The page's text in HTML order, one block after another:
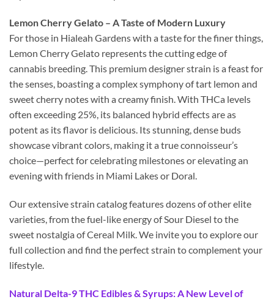
Lemon Cherry Gelato – A Taste of Modern Luxury
For those in Hialeah Gardens with a taste for the finer things,
Lemon Cherry Gelato represents the cutting edge of
cannabis breeding. This premium designer strain is a feast for
the senses, boasting a complex symphony of tart lemon and
sweet cherry notes with a creamy finish. With THCa levels
often exceeding 25%, its balanced hybrid effects are as
potent as its flavor is delicious. Its stunning, dense buds
showcase vibrant colors, making it a true connoisseur’s
choice—perfect for celebrating milestones or elevating an
evening with friends in Miami Lakes or Doral.
Our extensive strain catalog features dozens of other elite
varieties, from the fuel-like energy of Sour Diesel to the
sweet nostalgia of Cereal Milk. We invite you to explore our
full collection and find the perfect strain to complement your
lifestyle.
Natural Delta-9 THC Edibles & Syrups: A New Level of